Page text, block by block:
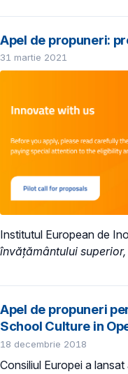
Apel de propuneri:
31 martie 2021
Institutul European de
învățământului superior,
Apel de propuneri
School Culture in
18 decembrie 2018
Consiliul Europei a